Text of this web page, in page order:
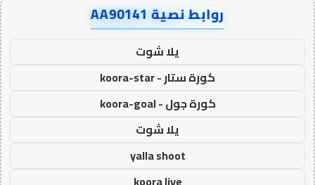
روابط نصية AA90141
يلا شوت
كورة ستار - koora-star
كورة جول - koora-goal
يلا شوت
yalla shoot